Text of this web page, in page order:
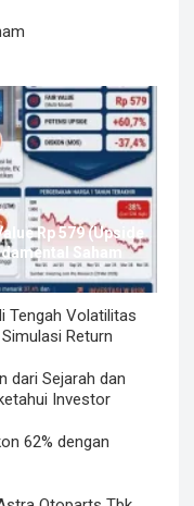
Rp 579 (Upside
Saham
Tengah Volatilitas
Return
dari Sejarah dan
Investor
62% dengan